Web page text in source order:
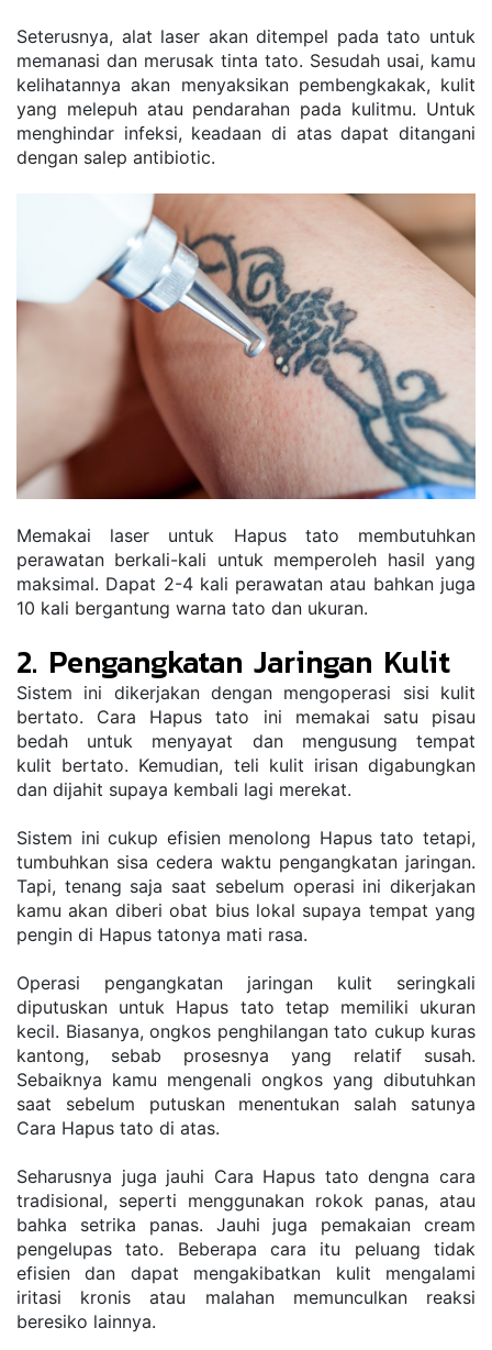
Seterusnya, alat laser akan ditempel pada tato untuk
memanasi dan merusak tinta tato. Sesudah usai, kamu
kelihatannya akan menyaksikan pembengkakak, kulit
yang melepuh atau pendarahan pada kulitmu. Untuk
menghindar infeksi, keadaan di atas dapat ditangani
dengan salep antibiotic.
Memakai laser untuk Hapus tato membutuhkan
perawatan berkali-kali untuk memperoleh hasil yang
maksimal. Dapat 2-4 kali perawatan atau bahkan juga
10 kali bergantung warna tato dan ukuran.
2. Pengangkatan Jaringan Kulit
Sistem ini dikerjakan dengan mengoperasi sisi kulit
bertato. Cara Hapus tato ini memakai satu pisau
bedah untuk menyayat dan mengusung tempat
kulit bertato. Kemudian, teli kulit irisan digabungkan
dan dijahit supaya kembali lagi merekat.
Sistem ini cukup efisien menolong Hapus tato tetapi,
tumbuhkan sisa cedera waktu pengangkatan jaringan.
Tapi, tenang saja saat sebelum operasi ini dikerjakan
kamu akan diberi obat bius lokal supaya tempat yang
pengin di Hapus tatonya mati rasa.
Operasi pengangkatan jaringan kulit seringkali
diputuskan untuk Hapus tato tetap memiliki ukuran
kecil. Biasanya, ongkos penghilangan tato cukup kuras
kantong, sebab prosesnya yang relatif susah.
Sebaiknya kamu mengenali ongkos yang dibutuhkan
saat sebelum putuskan menentukan salah satunya
Cara Hapus tato di atas.
Seharusnya juga jauhi Cara Hapus tato dengna cara
tradisional, seperti menggunakan rokok panas, atau
bahka setrika panas. Jauhi juga pemakaian cream
pengelupas tato. Beberapa cara itu peluang tidak
efisien dan dapat mengakibatkan kulit mengalami
iritasi kronis atau malahan memunculkan reaksi
beresiko lainnya.